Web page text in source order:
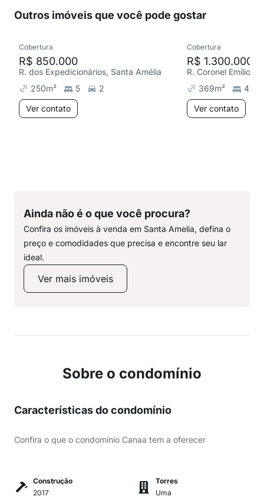
Outros imóveis que você pode gostar
Cobertura
R$ 850.000
R. dos Expedicionários, Santa Amélia
250m² 5
2
Ver contato
Cobertura
R$ 1.300.000
369m²
4
Ver contato
Ainda não é o que você procura?
Confira os imóveis à venda em Santa Amelia, defina o
preço e comodidades que precisa e encontre seu lar
ideal.
Ver mais imóveis
Sobre o condomínio
Características do condomínio
Confira o que o condomínio Canaa tem a oferecer
Construção
2017
Torres
Uma